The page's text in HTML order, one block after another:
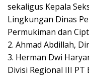
sekaligus Kepala
Lingkungan Dinas
Permukiman dan
2. ​Ahmad Abdillah,
3. ​Herman Dwi
Divisi Regional III